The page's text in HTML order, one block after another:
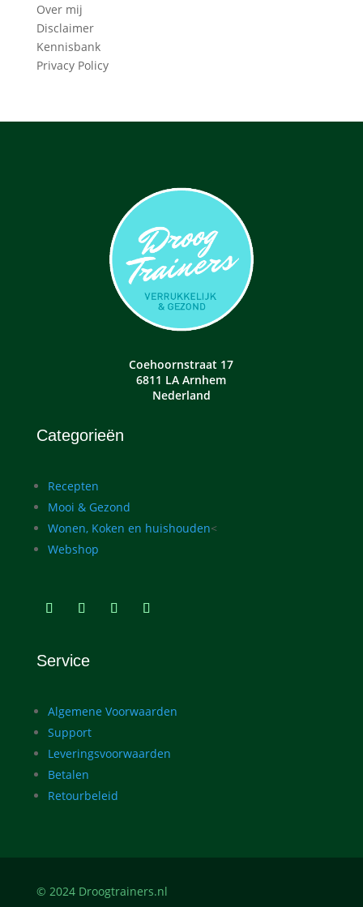
Over mij
Disclaimer
Kennisbank
Privacy Policy
Coehoornstraat 17
6811 LA Arnhem
Nederland
Categorieën
Recepten
Mooi & Gezond
Wonen, Koken en huishouden<
Webshop
Service
Algemene Voorwaarden
Support
Leveringsvoorwaarden
Betalen
Retourbeleid
© 2024 Droogtrainers.nl